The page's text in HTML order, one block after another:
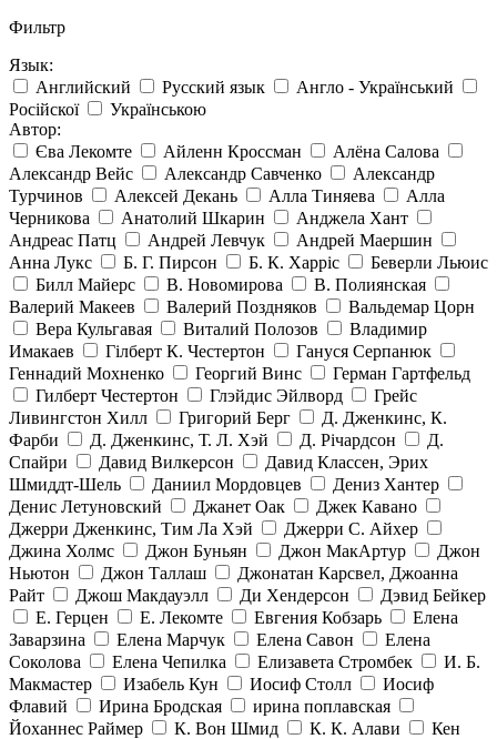
Фильтр
Язык:
Английский
Русский язык
Англо - Український
Російскої
Українською
Автор:
Єва Лекомте
Айленн Кроссман
Алёна Салова
Александр Вейс
Александр Савченко
Александр
Турчинов
Алексей Декань Алла Тиняева
Алла
Черникова
Анатолий Шкарин
Анджела Хант
Андреас Патц
Андрей Левчук
Андрей Маершин
Анна Лукс
Б. Г. Пирсон Б. К. Харріс
Беверли Льюис
Билл Майерс
В. Новомирова
В. Полиянская
Валерий Макеев
Валерий Поздняков
Вальдемар Цорн
Вера Кульгавая
Виталий Полозов
Владимир
Имакаев
Гілберт К. Честертон
Гануся Серпанюк
Геннадий Мохненко
Георгий Винс
Герман Гартфельд
Гилберт Честертон
Глэйдис Эйлворд
Грейс
Ливингстон Хилл
Григорий Берг
Д. Дженкинс, К.
Фарби
Д. Дженкинс, Т. Л. Хэй Д. Річардсон
Д.
Спайри
Давид Вилкерсон
Давид Классен, Эрих
Шмиддт-Шель
Даниил Мордовцев
Дениз Хантер
Денис Летуновский
Джанет Оак
Джек Кавано
Джерри Дженкинс, Тим Ла Хэй
Джерри С. Айхер
Джина Холмс
Джон Буньян Джон МакАртур
Джон
Ньютон
Джон Таллаш
Джонатан Карсвел, Джоанна
Райт
Джош Макдауэлл Ди Хендерсон
Дэвид Бейкер
Е. Герцен
Е. Лекомте Евгения Кобзарь
Елена
Заварзина
Елена Марчук Елена Савон
Елена
Соколова
Елена Чепилка Елизавета Стромбек
И. Б.
Макмастер
Изабель Кун Иосиф Столл
Иосиф
Флавий
Ирина Бродская
ирина поплавская
Йоханнес Раймер
К. Вон Шмид К. К. Алави
Кен